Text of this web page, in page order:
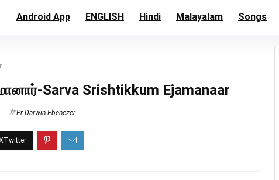
Android App ENGLISH Hindi Malayalam Songs
Sarva Srishtikkum Ejamanaar
Pr Darwin Ebenezer